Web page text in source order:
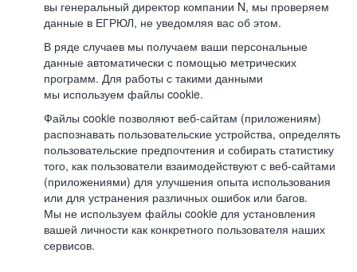
вы генеральный директор компании N, мы проверяем
данные в ЕГРЮЛ, не уведомляя вас об этом.
В ряде случаев мы получаем ваши персональные
данные автоматически с помощью метрических
программ. Для работы с такими данными
мы используем файлы cookie.
Файлы cookie позволяют веб-сайтам (приложениям)
распознавать пользовательские устройства, определять
пользовательские предпочтения и собирать статистику
того, как пользователи взаимодействуют с веб-сайтами
(приложениями) для улучшения опыта использования
или для устранения различных ошибок или багов.
Мы не используем файлы cookie для установления
вашей личности как конкретного пользователя наших
сервисов.